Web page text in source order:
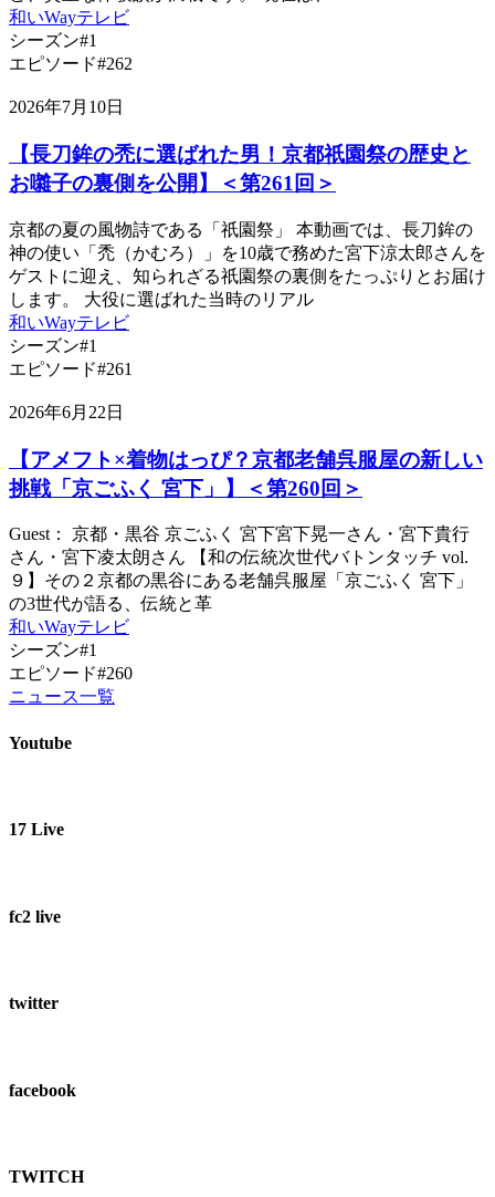
和いWayテレビ
シーズン#1
エピソード#262
2026年7月10日
【長刀鉾の禿に選ばれた男！京都祇園祭の歴史と
お囃子の裏側を公開】＜第261回＞
京都の夏の風物詩である「祇園祭」 本動画では、長刀鉾の
神の使い「禿（かむろ）」を10歳で務めた宮下涼太郎さんを
ゲストに迎え、知られざる祇園祭の裏側をたっぷりとお届け
します。 大役に選ばれた当時のリアル
和いWayテレビ
シーズン#1
エピソード#261
2026年6月22日
【アメフト×着物はっぴ？京都老舗呉服屋の新しい
挑戦「京ごふく 宮下」】＜第260回＞
Guest： 京都・黒谷 京ごふく 宮下宮下晃一さん・宮下貴行
さん・宮下凌太朗さん 【和の伝統次世代バトンタッチ vol.
９】その２京都の黒谷にある老舗呉服屋「京ごふく 宮下」
の3世代が語る、伝統と革
和いWayテレビ
シーズン#1
エピソード#260
ニュース一覧
Youtube
17 Live
fc2 live
twitter
facebook
TWITCH​